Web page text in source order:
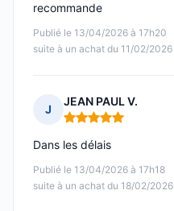
Publié le 13/04/2026 à 17h20
suite à un achat du 11/02/2026
recommande
J
JEAN PAUL V.
Note : 5 sur 5
Publié le 13/04/2026 à 17h18
suite à un achat du 18/02/2026
Dans les délais